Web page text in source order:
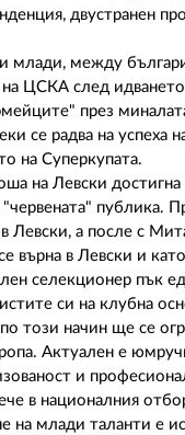
двустранен
млади, между
ЦСКА след
през
радва на успеха
на Суперкупата.
на Левски
публика.
а после с
в Левски и
селекционер пък
си на клубна
начин ще се
Актуален е
и
в националния
млади таланти е